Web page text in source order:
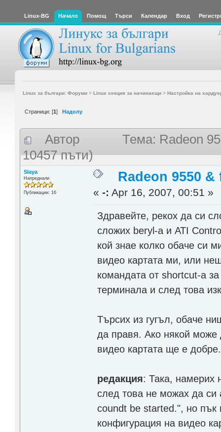
Linux-BG Начало Помощ Търси Календар Вход
Linux за българи: Форуми> Linux секция за начинаещи> Настройка на
Страници: [1] Надолу
Автор
Тема: Radeon
10457 пъти)
Slaya
Напреднали
Публикации: 16
Radeon 9550
«-: Apr 16, 2007, 00:51 »
Здравейте, рекох да си
сложих beryl-a и ATI
кой знае колко обаче си
видео картата ми, или
командата от shortcut-a
терминала и след това
Търсих из гугъл, обаче
да правя. Ако някой може
видео картата ще е добре.
редакция: Така, намерих
след това не можах да си
coundt be started.", но
конфигурация на видео